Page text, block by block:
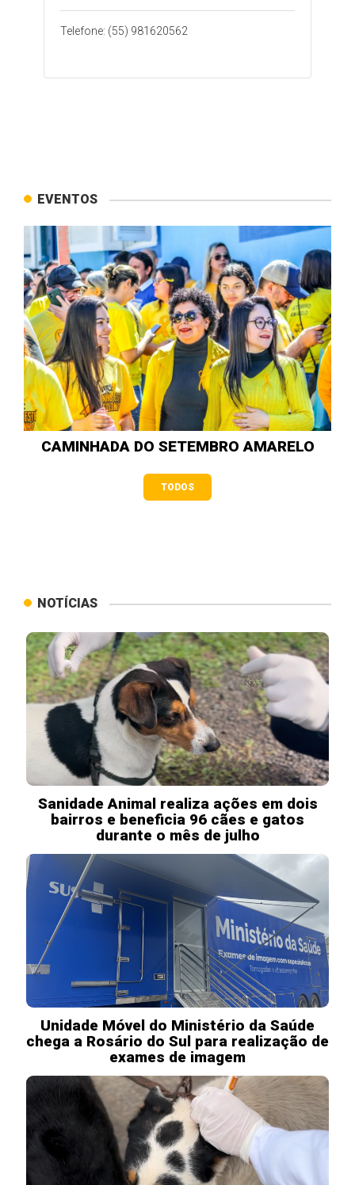
Telefone: (55) 981620562
EVENTOS
CAMINHADA DO SETEMBRO AMARELO
TODOS
NOTÍCIAS
Sanidade Animal realiza ações em dois
bairros e beneficia 96 cães e gatos
durante o mês de julho
Unidade Móvel do Ministério da Saúde
chega a Rosário do Sul para realização de
exames de imagem